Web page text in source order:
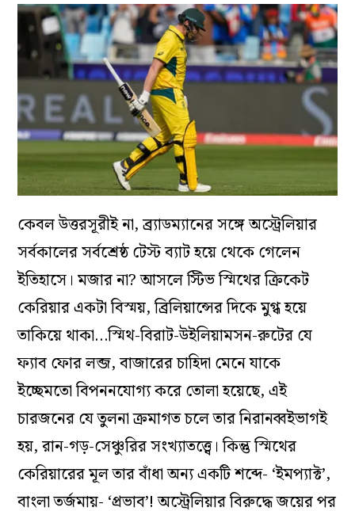
কেবল উত্তরসূরীই না, ব্র‍্যাডম্যানের সঙ্গে অস্ট্রেলিয়ার
সর্বকালের সর্বশ্রেষ্ঠ টেস্ট ব্যাট হয়ে থেকে গেলেন
ইতিহাসে। মজার না? আসলে স্টিভ স্মিথের ক্রিকেট
কেরিয়ার একটা বিস্ময়, ব্রিলিয়ান্সের দিকে মুগ্ধ হয়ে
তাকিয়ে থাকা…স্মিথ-বিরাট-উইলিয়ামসন-রুটের যে
ফ্যাব ফোর লব্জ, বাজারের চাহিদা মেনে যাকে
ইচ্ছেমতো বিপননযোগ্য করে তোলা হয়েছে, এই
চারজনের যে তুলনা ক্রমাগত চলে তার নিরানব্বইভাগই
হয়, রান-গড়-সেঞ্চুরির সংখ্যাতত্ত্বে। কিন্তু স্মিথের
কেরিয়ারের মূল তার বাঁধা অন্য একটি শব্দে- ‘ইমপ্যাক্ট’,
বাংলা তর্জমায়- ‘প্রভাব’! অস্ট্রেলিয়ার বিরুদ্ধে জয়ের পর